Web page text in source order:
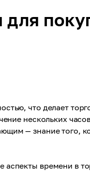
что делает
нескольких
— знание того,
времени в